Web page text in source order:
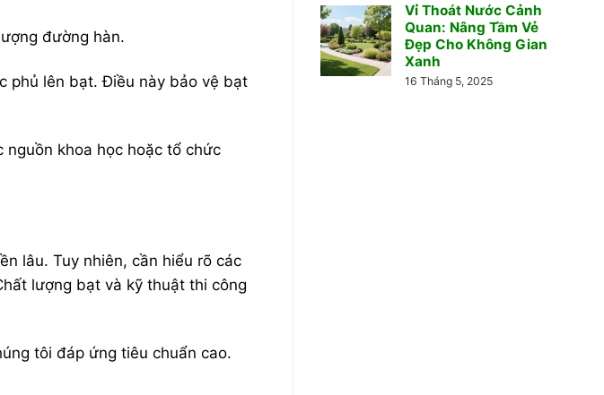
đường hàn.
phủ lên bạt. Điều này bảo vệ bạt
nguồn khoa học hoặc tổ chức
lâu. Tuy nhiên, cần hiểu rõ các
lượng bạt và kỹ thuật thi công
tôi đáp ứng tiêu chuẩn cao.
Vỉ Thoát Nước Cảnh
Quan: Nâng Tầm Vẻ
Đẹp Cho Không Gian
Xanh
16 Tháng 5, 2025